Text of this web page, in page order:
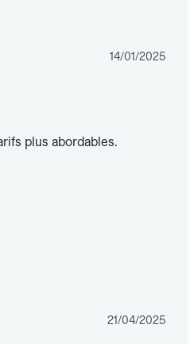
14/01/2025
plus abordables.
21/04/2025